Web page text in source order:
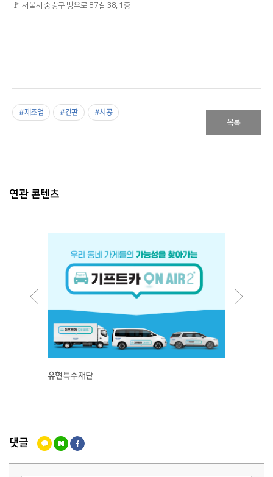
🚩 서울시 중랑구 망우로 87길 38, 1층
#제조업 #간판 #시공
목록
연관 콘텐츠
유현특수재단
댓글